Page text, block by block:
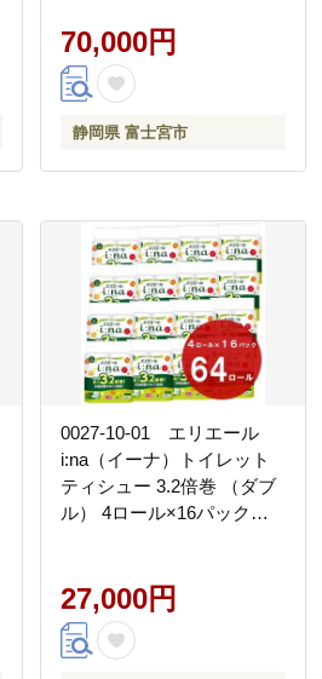
70,000円
静岡県 富士宮市
0027-10-01 エリエール
i:na（イーナ）トイレット
ティシュー 3.2倍巻 （ダブ
ル） 4ロール×16パック
27,000円